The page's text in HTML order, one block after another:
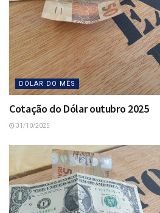
DÓLAR DO MÊS
Cotação do Dólar outubro 2025
31/10/2025